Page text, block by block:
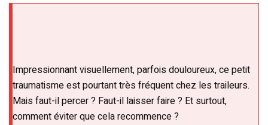
Impressionnant visuellement, parfois douloureux, ce petit
traumatisme est pourtant très fréquent chez les traileurs.
Mais faut-il percer ? Faut-il laisser faire ? Et surtout,
comment éviter que cela recommence ?